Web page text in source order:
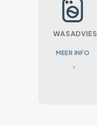
WASADVIES
MEER INFO